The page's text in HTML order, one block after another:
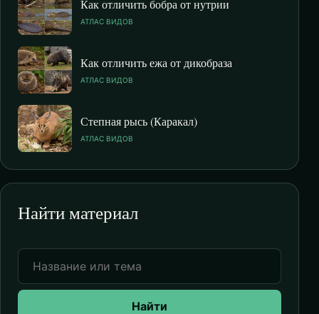
Как отличить бобра от нутрии
АТЛАС ВИДОВ
Как отличить ежа от дикобраза
АТЛАС ВИДОВ
Степная рысь (Каракал)
АТЛАС ВИДОВ
Найти материал
Найти